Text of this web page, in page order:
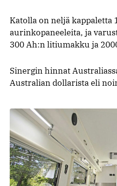
Katolla on neljä kappaletta
aurinkopaneeleita, ja
300 Ah:n litiumakku ja
Sinergin hinnat
Australian dollarista eli